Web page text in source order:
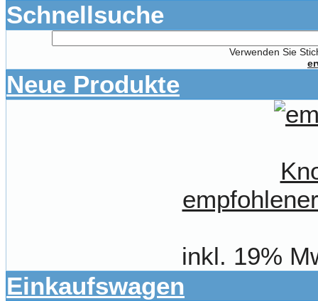
Schnellsuche
Verwenden Sie
Neue Produkte
inkl. 19%
Einkaufswagen